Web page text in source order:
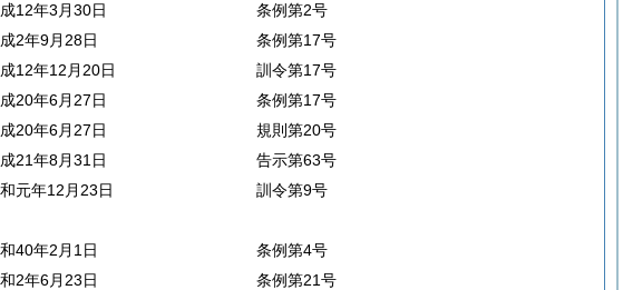
12年3月30日
条例第2号
2年9月28日
条例第17号
12年12月20日
訓令第17号
20年6月27日
条例第17号
20年6月27日
規則第20号
21年8月31日
告示第63号
元年12月23日
訓令第9号
40年2月1日
条例第4号
2年6月23日
条例第21号